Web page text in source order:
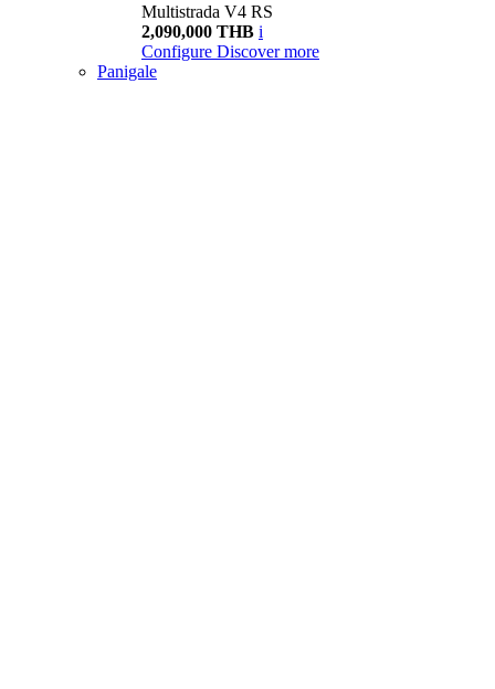
Multistrada V4 RS
2,090,000 THB i
Configure Discover more
Panigale